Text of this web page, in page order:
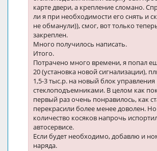
карте двери, а крепление сломано.
ли я при необходимости его снять и
не обманули)), смог, вот только
закреплен.
Много получилось написать.
Итого.
Потрачено много времени, я попал
20 (установка новой сигнализации),
1,5-3 тыс.р. на новый блок управления
стеклоподъемниками. В целом как
первый раз очень понравилось, как
перекрасили более менее доволен.
количество косяков напрочь
автосервисе.
Если будет необходимо, добавлю и
наряда.